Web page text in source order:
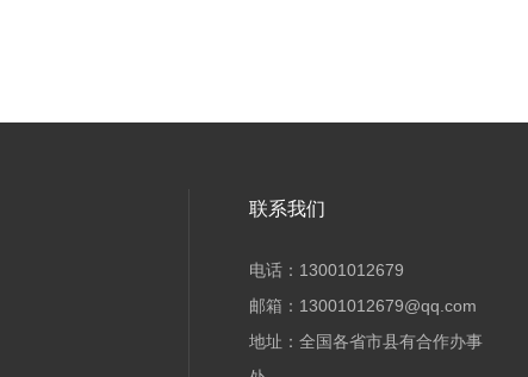
联系我们
电话：13001012679
邮箱：13001012679@qq.com
地址：全国各省市县有合作办事